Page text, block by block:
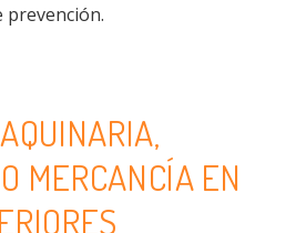
prevención.
MERCANCÍA EN